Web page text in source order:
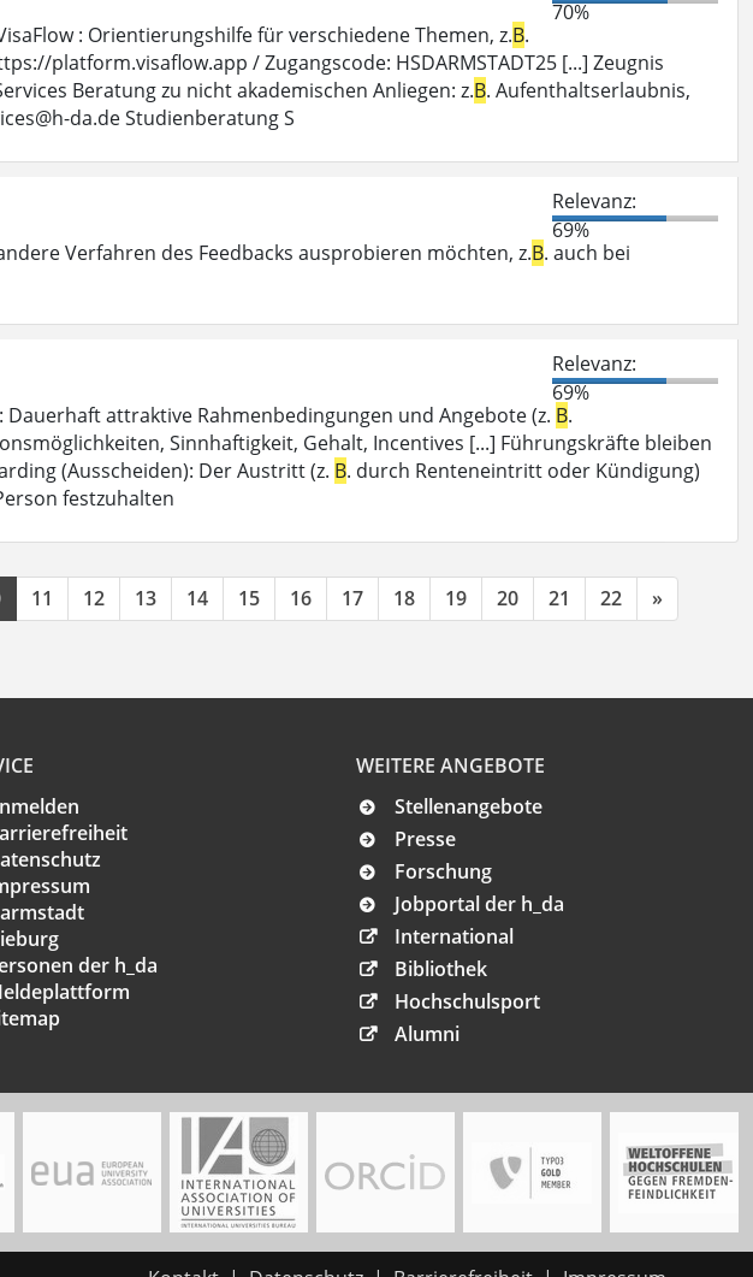
70%
: Orientierungshilfe für verschiedene Themen, z.B.
platform.visaflow.app / Zugangscode: HSDARMSTADT25 [...] Zeugnis
Beratung zu nicht akademischen Anliegen: z.B. Aufenthaltserlaubnis,
da.de Studienberatung S
Relevanz:
69%
Verfahren des Feedbacks ausprobieren möchten, z.B. auch bei
Relevanz:
69%
attraktive Rahmenbedingungen und Angebote (z. B.
Sinnhaftigkeit, Gehalt, Incentives [...] Führungskräfte bleiben
(Ausscheiden): Der Austritt (z. B. durch Renteneintritt oder Kündigung)
festzuhalten
11 12 13 14 15 16 17 18 19 20 21 22 »
der h_da
WEITERE ANGEBOTE
Stellenangebote
Presse
Forschung
Jobportal der h_da
International
Bibliothek
Hochschulsport
Alumni